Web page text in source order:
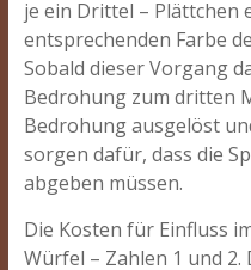
je ein Drittel – Plättchen
entsprechenden Farbe
Sobald dieser Vorgang
Bedrohung zum dritten
Bedrohung ausgelöst
sorgen dafür, dass die
abgeben müssen.
Die Kosten für Einfluss
Würfel – Zahlen 1 und